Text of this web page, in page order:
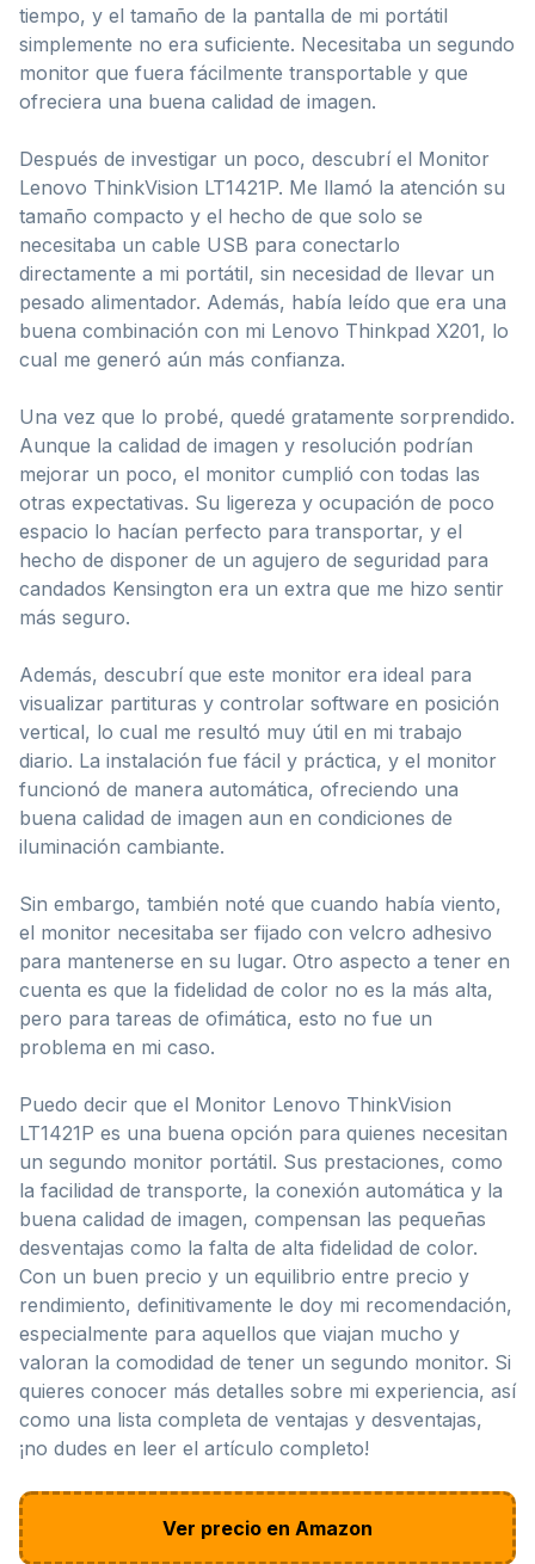
tiempo, y el tamaño de la pantalla de mi portátil
simplemente no era suficiente. Necesitaba un segundo
monitor que fuera fácilmente transportable y que
ofreciera una buena calidad de imagen.
Después de investigar un poco, descubrí el Monitor
Lenovo ThinkVision LT1421P. Me llamó la atención su
tamaño compacto y el hecho de que solo se
necesitaba un cable USB para conectarlo
directamente a mi portátil, sin necesidad de llevar un
pesado alimentador. Además, había leído que era una
buena combinación con mi Lenovo Thinkpad X201, lo
cual me generó aún más confianza.
Una vez que lo probé, quedé gratamente sorprendido.
Aunque la calidad de imagen y resolución podrían
mejorar un poco, el monitor cumplió con todas las
otras expectativas. Su ligereza y ocupación de poco
espacio lo hacían perfecto para transportar, y el
hecho de disponer de un agujero de seguridad para
candados Kensington era un extra que me hizo sentir
más seguro.
Además, descubrí que este monitor era ideal para
visualizar partituras y controlar software en posición
vertical, lo cual me resultó muy útil en mi trabajo
diario. La instalación fue fácil y práctica, y el monitor
funcionó de manera automática, ofreciendo una
buena calidad de imagen aun en condiciones de
iluminación cambiante.
Sin embargo, también noté que cuando había viento,
el monitor necesitaba ser fijado con velcro adhesivo
para mantenerse en su lugar. Otro aspecto a tener en
cuenta es que la fidelidad de color no es la más alta,
pero para tareas de ofimática, esto no fue un
problema en mi caso.
Puedo decir que el Monitor Lenovo ThinkVision
LT1421P es una buena opción para quienes necesitan
un segundo monitor portátil. Sus prestaciones, como
la facilidad de transporte, la conexión automática y la
buena calidad de imagen, compensan las pequeñas
desventajas como la falta de alta fidelidad de color.
Con un buen precio y un equilibrio entre precio y
rendimiento, definitivamente le doy mi recomendación,
especialmente para aquellos que viajan mucho y
valoran la comodidad de tener un segundo monitor. Si
quieres conocer más detalles sobre mi experiencia, así
como una lista completa de ventajas y desventajas,
¡no dudes en leer el artículo completo!
Ver precio en Amazon